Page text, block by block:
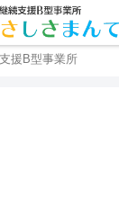
援B型事業所